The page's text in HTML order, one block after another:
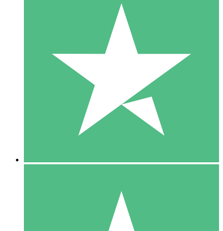
Individuella Kreditpaket
Betala per användning med nedladdningskrediter. Inget
1 Nedladdningar
10 00
10 Nedladdningar
20 00